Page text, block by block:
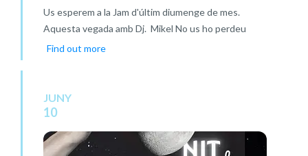
Us esperem a la Jam d'últim diumenge de mes.
Aquesta vegada amb Dj. Mikel No us ho perdeu
Find out more
JUNY
10